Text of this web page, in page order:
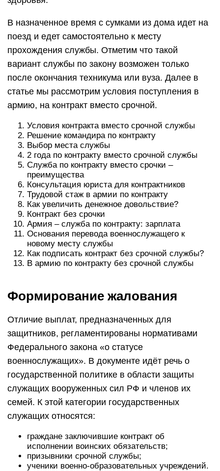
В назначенное время с сумками из дома идет на
поезд и едет самостоятельно к месту
прохождения службы. Отметим что такой
вариант службы по закону возможен только
после окончания техникума или вуза. Далее в
статье мы рассмотрим условия поступления в
армию, на контракт вместо срочной.
Условия контракта вместо срочной службы
Решение командира по контракту
Выбор места службы
2 года по контракту вместо срочной службы
Служба по контракту вместо срочки –
преимущества
Консультация юриста для контрактников
Трудовой стаж в армии по контракту
Как увеличить денежное довольствие?
Контракт без срочки
Армия – служба по контракту: зарплата
Основания перевода военнослужащего к
новому месту службы
Как подписать контракт без срочной службы?
В армию по контракту без срочной службы
Формирование жалования
Отличие выплат, предназначенных для
защитников, регламентированы нормативами
Федерального закона «о статусе
военнослужащих». В документе идёт речь о
государственной политике в области защиты
служащих вооруженных сил РФ и членов их
семей. К этой категории государственных
служащих относятся:
граждане заключившие контракт об
исполнении воинских обязательств;
призывники срочной службы;
ученики военно-образовательных учреждений.